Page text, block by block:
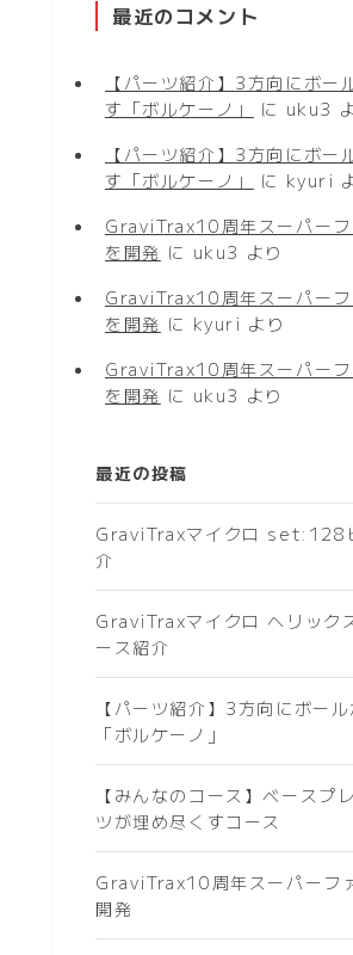
最近のコメント
【パーツ紹介】3方向にボー
す「ボルケーノ」
に uku3
【パーツ紹介】3方向にボー
す「ボルケーノ」
に kyuri
GraviTrax10周年スーパーフ
を開発 に uku3 より
GraviTrax10周年スーパーフ
を開発 に kyuri より
GraviTrax10周年スーパーフ
を開発 に uku3 より
最近の投稿
GraviTraxマイクロ set:128
介
GraviTraxマイクロ ヘリック
ース紹介
【パーツ紹介】3方向にボー
「ボルケーノ」
【みんなのコース】ベースプ
ツが埋め尽くすコース
GraviTrax10周年スーパーフ
開発